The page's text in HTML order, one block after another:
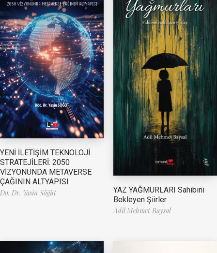
YENİ İLETİŞİM TEKNOLOJİ
STRATEJİLERİ: 2050
VİZYONUNDA METAVERSE
ÇAĞININ ALTYAPISI
Do. Dr. Yasin Söğüt
YAZ YAĞMURLARI Sahibini
Bekleyen Şiirler
Adil Mehmet Baysal